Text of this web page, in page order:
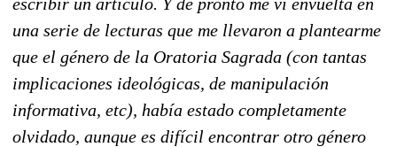
una serie de lecturas que me llevaron a plantearme
que el género de la Oratoria Sagrada (con tantas
implicaciones ideológicas, de manipulación
informativa, etc), había estado completamente
olvidado, aunque es difícil encontrar otro género